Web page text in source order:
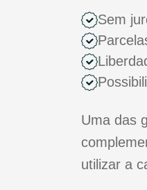
Sem
Uma das
utilizar a